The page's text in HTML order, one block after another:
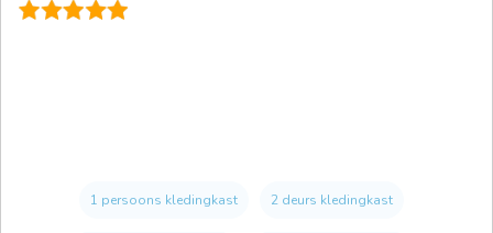
1 persoons kledingkast 2 deurs kledingkast